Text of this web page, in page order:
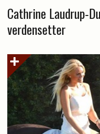
Cathrine Laudrup-
verdensetter